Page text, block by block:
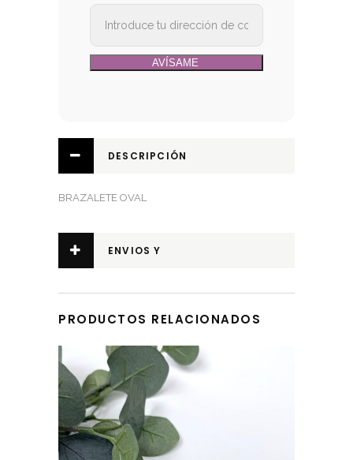
DESCRIPCIÓN
BRAZALETE OVAL
ENVIOS Y
PRODUCTOS RELACIONADOS